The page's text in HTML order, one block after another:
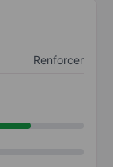
Renforcer